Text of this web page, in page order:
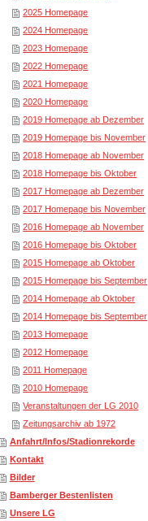
2025 Homepage
2024 Homepage
2023 Homepage
2022 Homepage
2021 Homepage
2020 Homepage
2019 Homepage ab Dezember
2019 Homepage bis November
2018 Homepage ab November
2018 Homepage bis Oktober
2017 Homepage ab Dezember
2017 Homepage bis November
2016 Homepage ab November
2016 Homepage bis Oktober
2015 Homepage ab Oktober
2015 Homepage bis September
2014 Homepage ab Oktober
2014 Homepage bis September
2013 Homepage
2012 Homepage
2011 Homepage
2010 Homepage
Veranstaltungen der LG 2010
Zeitungsarchiv ab 1972
Anfahrt/Infos/Stadionrekorde
Kontakt
Bilder
Bamberger Bestenlisten
Unsere LG